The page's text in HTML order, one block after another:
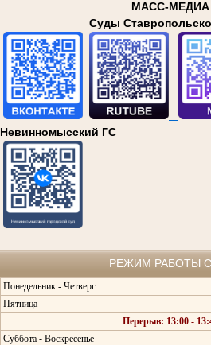
МАСС-МЕДИА
Суды
Невинномысский ГС
РЕЖИМ РАБОТЫ
Понедельник - Четверг
Пятница
Перерыв: 13:00 -
Суббота - Воскресенье